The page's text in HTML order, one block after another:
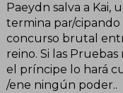
Paeydn salva a Kai,
termina par/
concurso brutal
reino. Si las
el príncipe lo hará
/ene ningún poder..